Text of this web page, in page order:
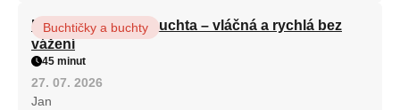
Hrnková maková buchta – vláčná a rychlá bez
vážení
Buchtičky a buchty
45 minut
27. 07. 2026
Jan